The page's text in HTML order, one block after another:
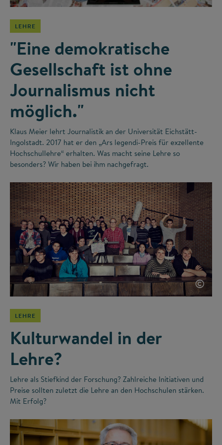
LEHRE
"Eine demokratische
Gesellschaft ist ohne
Journalismus nicht
möglich."
Klaus Meier lehrt Journalistik an der Universität Eichstätt-
Ingolstadt. 2017 hat er den „Ars legendi-Preis für exzellente
Hochschullehre“ erhalten. Was macht seine Lehre so
besonders? Wir haben bei ihm nachgefragt.
©
LEHRE
Kulturwandel in der
Lehre?
Lehre als Stiefkind der Forschung? Zahlreiche Initiativen und
Preise sollten zuletzt die Lehre an den Hochschulen stärken.
Mit Erfolg?